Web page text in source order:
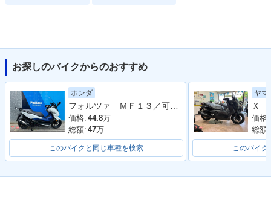
お探しのバイクからのおすすめ
ホンダ
フォルツァ ＭＦ１３／可動式スクリーン／フルＬＥＤ／ＥＴＣ付き／グリップヒーター
価格: 44.8万
総額: 47万
このバイクと同じ車種を検索
ヤマ
価格:
総額:
このバイク